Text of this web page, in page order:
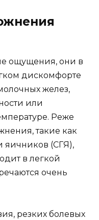
ощущения, они в
дискомфорте
желез,
или
Реже
такие как
яичников (СГЯ),
в легкой
очень
резких болевых